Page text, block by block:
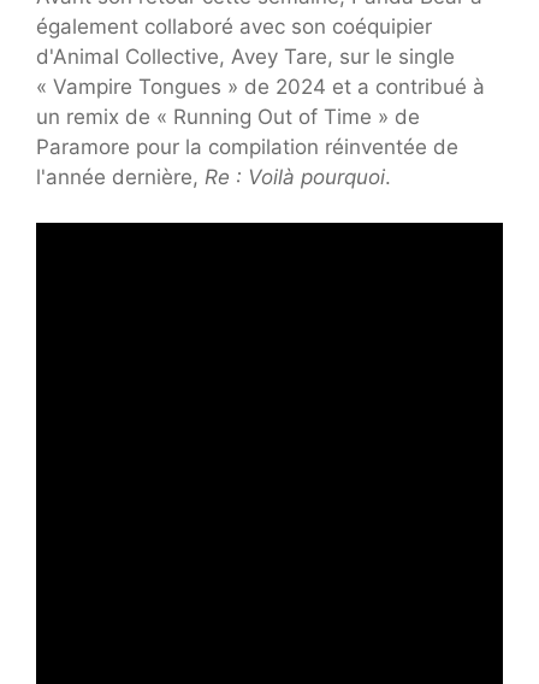
également collaboré avec son coéquipier
d'Animal Collective, Avey Tare, sur le single
« Vampire Tongues » de 2024 et a contribué à
un remix de « Running Out of Time » de
Paramore pour la compilation réinventée de
l'année dernière, Re : Voilà pourquoi.